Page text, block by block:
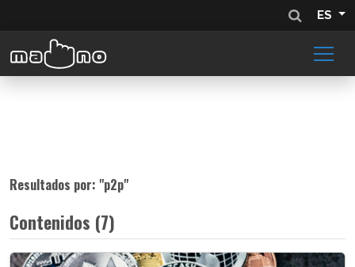
ES
Resultados por: "p2p"
Contenidos (7)